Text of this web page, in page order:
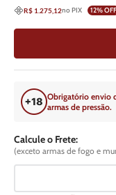
R$ 1.275,12no PIX 12% OFF
Obrigatório envio
armas de pressão.
Calcule o Frete:
(exceto armas de fogo e